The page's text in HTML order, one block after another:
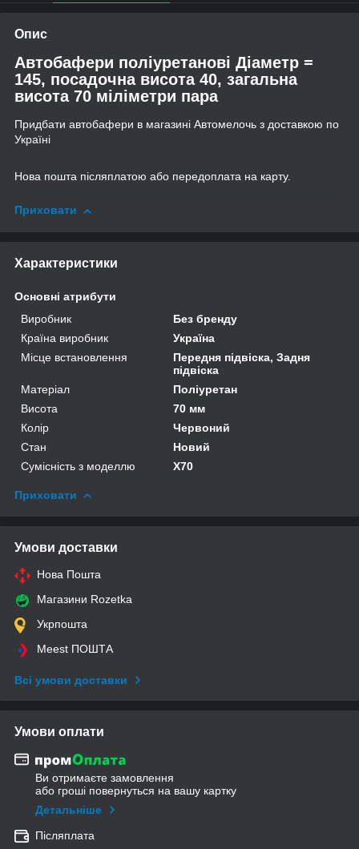
Опис
Автобафери поліуретанові Діаметр =
145, посадочна висота 40, загальна
висота 70 міліметри пара
Придбати автобафери в магазині Автомелочь з доставкою по
Україні
Нова пошта післяплатою або передоплата на карту.
Приховати
Характеристики
Основні атрибути
Виробник
Без бренду
Країна виробник
Україна
Місце встановлення
Передня підвіска, Задня
підвіска
Матеріал
Поліуретан
Висота
70 мм
Колір
Червоний
Стан
Новий
Сумісність з моделлю
X70
Приховати
Умови доставки
Нова Пошта
Магазини Rozetka
Укрпошта
Meest ПОШТА
Всі умови доставки
Умови оплати
Ви отримаєте замовлення
або гроші повернуться на вашу картку
Детальніше
Післяплата